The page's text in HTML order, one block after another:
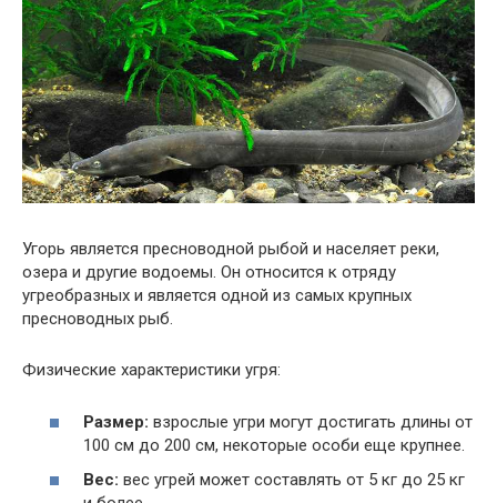
Угорь является пресноводной рыбой и населяет реки,
озера и другие водоемы. Он относится к отряду
угреобразных и является одной из самых крупных
пресноводных рыб.
Физические характеристики угря:
Размер: взрослые угри могут достигать длины от
100 см до 200 см, некоторые особи еще крупнее.
Вес: вес угрей может составлять от 5 кг до 25 кг